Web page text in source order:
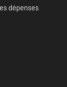
dépenses